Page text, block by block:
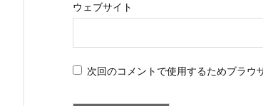
ウェブサイト
次回のコメントで使用するためブラウ